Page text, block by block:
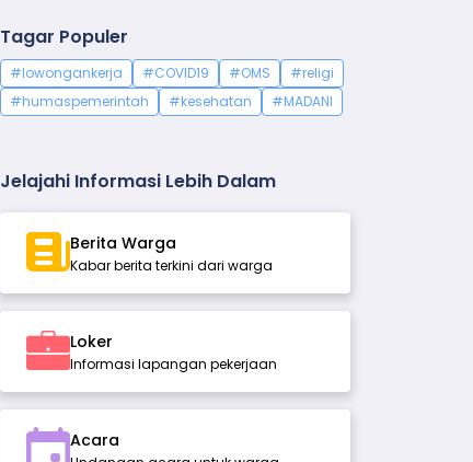
Tagar Populer
#lowongankerja #COVID19 #OMS
#religi
#humaspemerintah
#kesehatan #MADANI
Jelajahi Informasi Lebih Dalam
Berita Warga
Kabar berita terkini dari warga
Loker
Informasi lapangan pekerjaan
Acara